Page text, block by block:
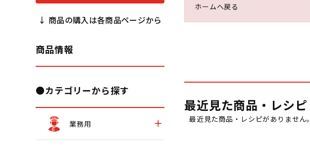
↓ 商品の購入は各商品ページから
商品情報
●カテゴリーから探す
業務用
ホームへ戻る
最近見た商品・レシピ
最近見た商品・レシピがありません。